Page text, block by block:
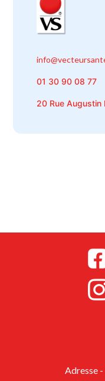
01 30 90 08 77
20 Rue Augustin
Adresse